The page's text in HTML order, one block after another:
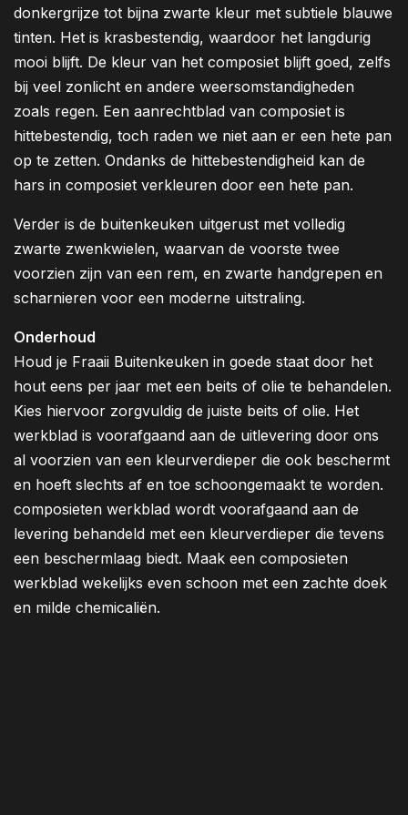
donkergrijze tot bijna zwarte kleur met subtiele blauwe
tinten. Het is krasbestendig, waardoor het langdurig
mooi blijft. De kleur van het composiet blijft goed, zelfs
bij veel zonlicht en andere weersomstandigheden
zoals regen. Een aanrechtblad van composiet is
hittebestendig, toch raden we niet aan er een hete pan
op te zetten. Ondanks de hittebestendigheid kan de
hars in composiet verkleuren door een hete pan.
Verder is de buitenkeuken uitgerust met volledig
zwarte zwenkwielen, waarvan de voorste twee
voorzien zijn van een rem, en zwarte handgrepen en
scharnieren voor een moderne uitstraling.
Onderhoud
Houd je Fraaii Buitenkeuken in goede staat door het
hout eens per jaar met een beits of olie te behandelen.
Kies hiervoor zorgvuldig de juiste beits of olie. Het
werkblad is voorafgaand aan de uitlevering door ons
al voorzien van een kleurverdieper die ook beschermt
en hoeft slechts af en toe schoongemaakt te worden.
composieten werkblad wordt voorafgaand aan de
levering behandeld met een kleurverdieper die tevens
een beschermlaag biedt. Maak een composieten
werkblad wekelijks even schoon met een zachte doek
en milde chemicaliën.